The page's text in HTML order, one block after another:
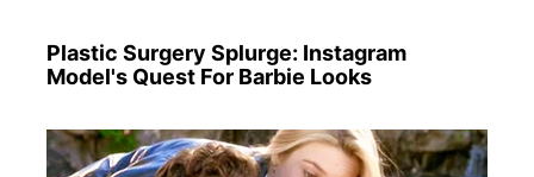
Plastic Surgery Splurge: Instagram
Model's Quest For Barbie Looks